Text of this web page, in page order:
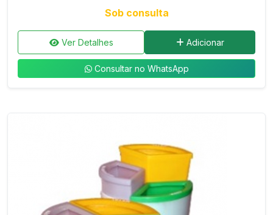
Sob consulta
Ver Detalhes Adicionar
Consultar no WhatsApp